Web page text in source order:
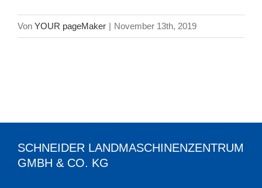
Von YOUR pageMaker | November 13th, 2019
SCHNEIDER LANDMASCHINENZENTRUM
GMBH & CO. KG